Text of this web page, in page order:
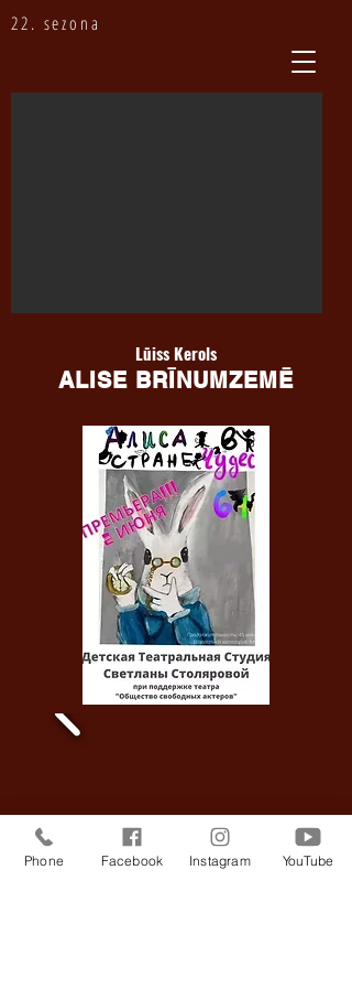
22. sezona
Lūiss Kerols
ALISE BRĪNUMZEMĒ
Phone Facebook Instagram YouTube